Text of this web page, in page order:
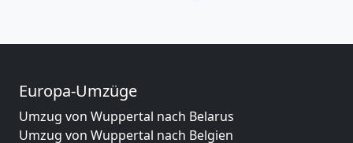
Europa-Umzüge
Umzug von Wuppertal nach Belarus
Umzug von Wuppertal nach Belgien